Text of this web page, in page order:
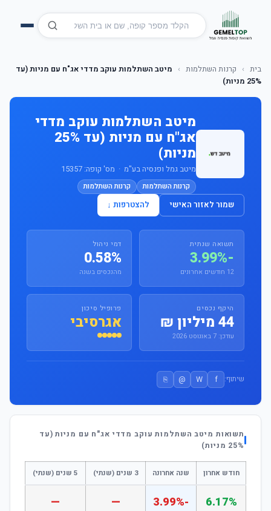
בית › קרנות השתלמות ›
מיטב השתלמות עוקב מדדי אג"ח עם מניות (עד
25% מניות)
מיטב השתלמות עוקב מדדי
אג"ח עם מניות (עד 25%
מניות)
מיטב גמל ופנסיה בע"מ · מס' קופה: 15357
קרנות השתלמות קרנות השתלמות
שמור לאזור האישי להצטרפות ↓
תשואה שנתית
-3.99%
12 חודשים אחרונים
דמי ניהול
0.58%
מהנכסים בשנה
היקף נכסים
44 מיליון ₪
עודכן: 7 באוגוסט 2026
פרופיל סיכון
אגרסיבי
שיתוף: f
W
@
⎘
תשואות מיטב השתלמות עוקב מדדי אג"ח עם מניות (עד
25% מניות)
חודש אחרון שנה אחרונה 3 שנים (שנתי) 5 שנים (שנתי)
6.17%
-3.99%
—
—